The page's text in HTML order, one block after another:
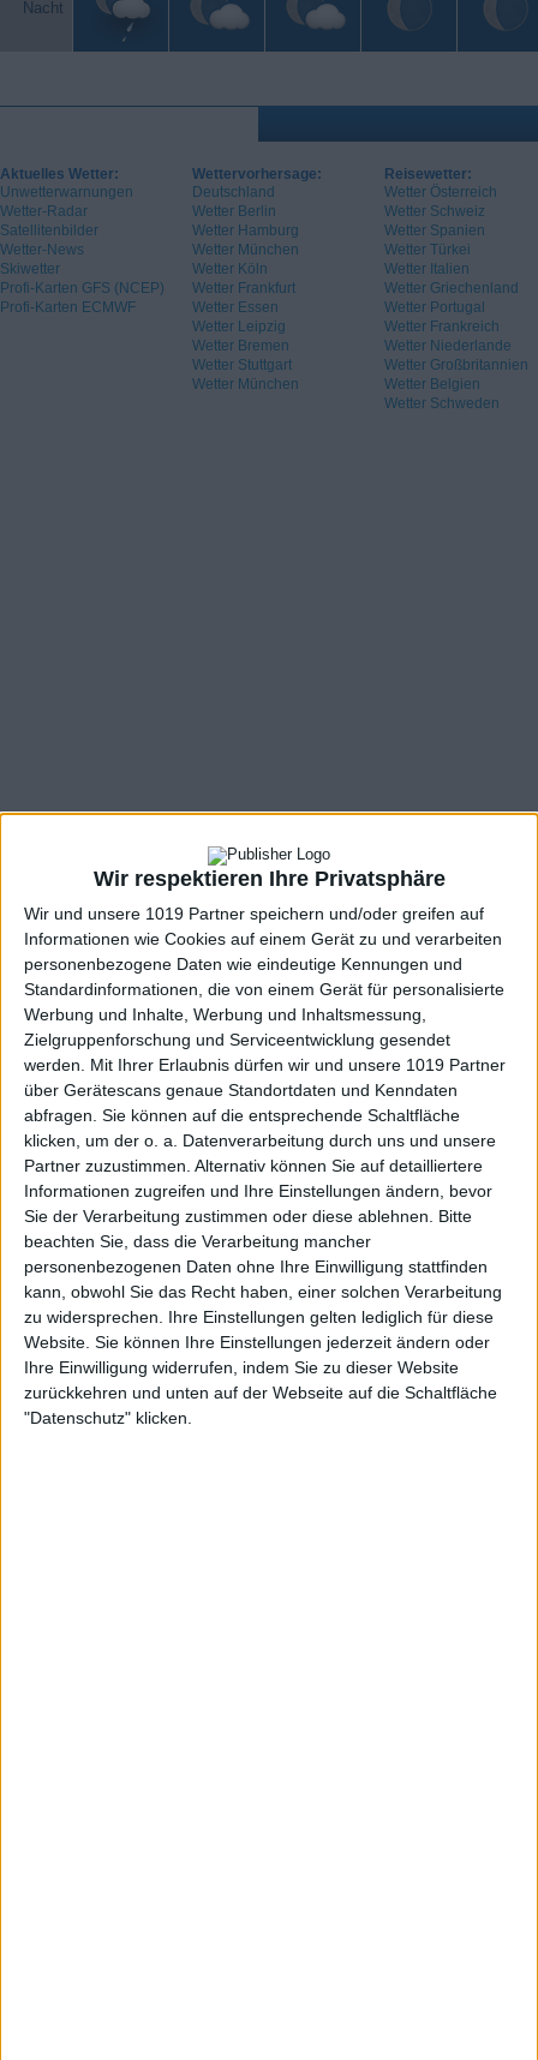
Wir respektieren Ihre Privatsphäre
Wir und unsere 1019 Partner speichern und/oder greifen auf
Informationen wie Cookies auf einem Gerät zu und verarbeiten
personenbezogene Daten wie eindeutige Kennungen und
Standardinformationen, die von einem Gerät für personalisierte
Werbung und Inhalte, Werbung und Inhaltsmessung,
Zielgruppenforschung und Serviceentwicklung gesendet
werden. Mit Ihrer Erlaubnis dürfen wir und unsere 1019 Partner
über Gerätescans genaue Standortdaten und Kenndaten
abfragen. Sie können auf die entsprechende Schaltfläche
klicken, um der o. a. Datenverarbeitung durch uns und unsere
Partner zuzustimmen. Alternativ können Sie auf detailliertere
Informationen zugreifen und Ihre Einstellungen ändern, bevor
Sie der Verarbeitung zustimmen oder diese ablehnen. Bitte
beachten Sie, dass die Verarbeitung mancher
personenbezogenen Daten ohne Ihre Einwilligung stattfinden
kann, obwohl Sie das Recht haben, einer solchen Verarbeitung
zu widersprechen. Ihre Einstellungen gelten lediglich für diese
Website. Sie können Ihre Einstellungen jederzeit ändern oder
Ihre Einwilligung widerrufen, indem Sie zu dieser Website
zurückkehren und unten auf der Webseite auf die Schaltfläche
"Datenschutz" klicken.
Nacht
Aktuelles Wetter:
Unwetterwarnungen
Wetter-Radar
Satellitenbilder
Wetter-News
Skiwetter
Profi-Karten GFS (NCEP)
Profi-Karten ECMWF
Wettervorhersage:
Deutschland
Wetter Berlin
Wetter Hamburg
Wetter München
Wetter Köln
Wetter Frankfurt
Wetter Essen
Wetter Leipzig
Wetter Bremen
Wetter Stuttgart
Wetter München
Reisewetter:
Wetter Österreich
Wetter Schweiz
Wetter Spanien
Wetter Türkei
Wetter Italien
Wetter Griechenland
Wetter Portugal
Wetter Frankreich
Wetter Niederlande
Wetter Großbritannien
Wetter Belgien
Wetter Schweden